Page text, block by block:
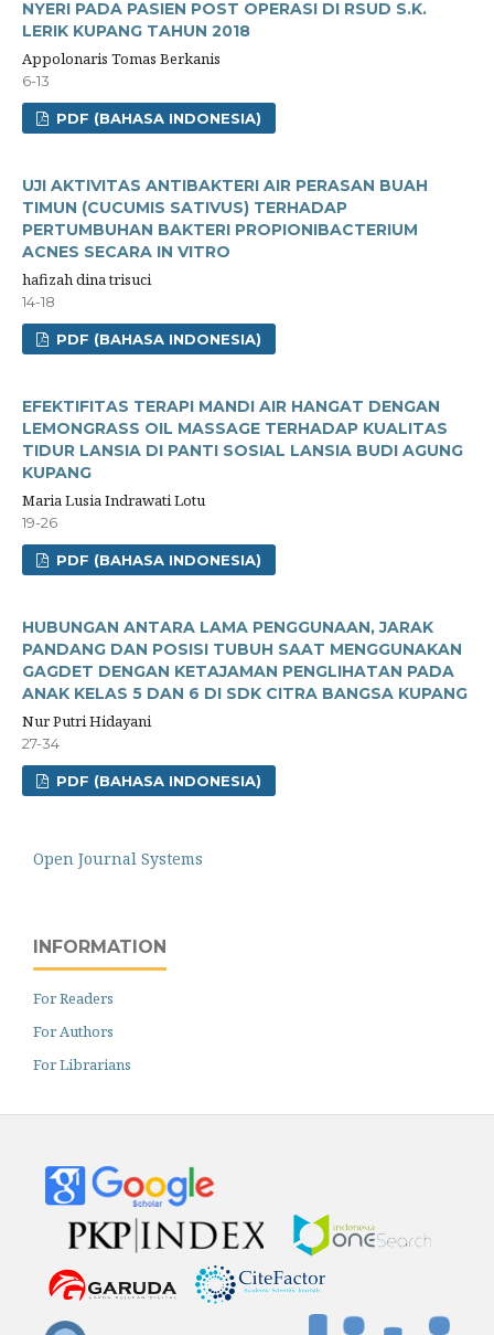
NYERI PADA PASIEN POST OPERASI DI RSUD S.K.
LERIK KUPANG TAHUN 2018
Appolonaris Tomas Berkanis
6-13
PDF (BAHASA INDONESIA)
UJI AKTIVITAS ANTIBAKTERI AIR PERASAN BUAH
TIMUN (CUCUMIS SATIVUS) TERHADAP
PERTUMBUHAN BAKTERI PROPIONIBACTERIUM
ACNES SECARA IN VITRO
hafizah dina trisuci
14-18
PDF (BAHASA INDONESIA)
EFEKTIFITAS TERAPI MANDI AIR HANGAT DENGAN
LEMONGRASS OIL MASSAGE TERHADAP KUALITAS
TIDUR LANSIA DI PANTI SOSIAL LANSIA BUDI AGUNG
KUPANG
Maria Lusia Indrawati Lotu
19-26
PDF (BAHASA INDONESIA)
HUBUNGAN ANTARA LAMA PENGGUNAAN, JARAK
PANDANG DAN POSISI TUBUH SAAT MENGGUNAKAN
GAGDET DENGAN KETAJAMAN PENGLIHATAN PADA
ANAK KELAS 5 DAN 6 DI SDK CITRA BANGSA KUPANG
Nur Putri Hidayani
27-34
PDF (BAHASA INDONESIA)
Open Journal Systems
INFORMATION
For Readers
For Authors
For Librarians